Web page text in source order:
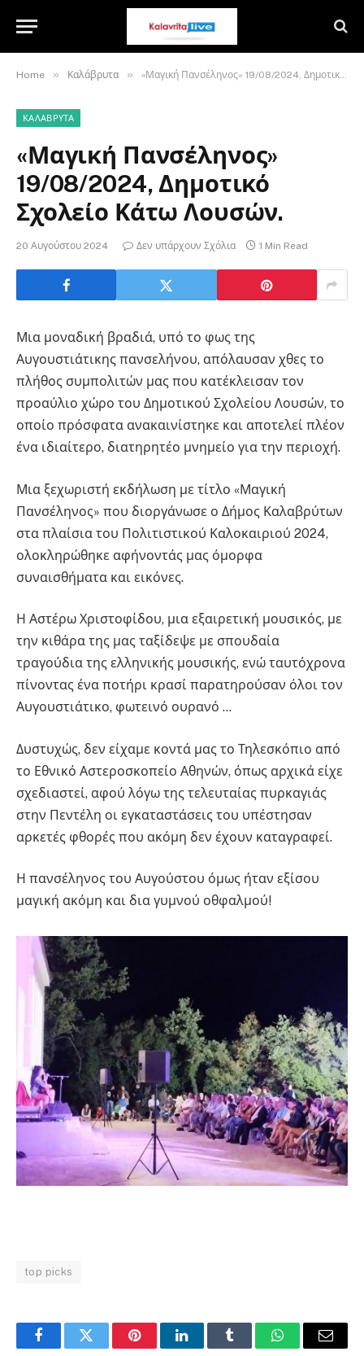
Home » Καλάβρυτα » «Μαγική Πανσέληνος» 19/08/2024, Δημοτικό Σχολείο Κάτω Λουσών.
ΚΑΛΆΒΡΥΤΑ
«Μαγική Πανσέληνος»
19/08/2024, Δημοτικό
Σχολείο Κάτω Λουσών.
20 Αυγούστου 2024 Δεν υπάρχουν Σχόλια 1 Min Read
Μια μοναδική βραδιά, υπό το φως της
Αυγουστιάτικης πανσελήνου, απόλαυσαν χθες το
πλήθος συμπολιτών μας που κατέκλεισαν τον
προαύλιο χώρο του Δημοτικού Σχολείου Λουσών, το
οποίο πρόσφατα ανακαινίστηκε και αποτελεί πλέον
ένα ιδιαίτερο, διατηρητέο μνημείο για την περιοχή.
Μια ξεχωριστή εκδήλωση με τίτλο «Μαγική
Πανσέληνος» που διοργάνωσε ο Δήμος Καλαβρύτων
στα πλαίσια του Πολιτιστικού Καλοκαιριού 2024,
ολοκληρώθηκε αφήνοντάς μας όμορφα
συναισθήματα και εικόνες.
Η Αστέρω Χριστοφίδου, μια εξαιρετική μουσικός, με
την κιθάρα της μας ταξίδεψε με σπουδαία
τραγούδια της ελληνικής μουσικής, ενώ ταυτόχρονα
πίνοντας ένα ποτήρι κρασί παρατηρούσαν όλοι τον
Αυγουστιάτικο, φωτεινό ουρανό …
Δυστυχώς, δεν είχαμε κοντά μας το Τηλεσκόπιο από
το Εθνικό Αστεροσκοπείο Αθηνών, όπως αρχικά είχε
σχεδιαστεί, αφού λόγω της τελευταίας πυρκαγιάς
στην Πεντέλη οι εγκαταστάσεις του υπέστησαν
αρκετές φθορές που ακόμη δεν έχουν καταγραφεί.
Η πανσέληνος του Αυγούστου όμως ήταν εξίσου
μαγική ακόμη και δια γυμνού οθφαλμού!
top picks
FacebookTwitter PinterestLinkedInTumblr WhatsAppEmail